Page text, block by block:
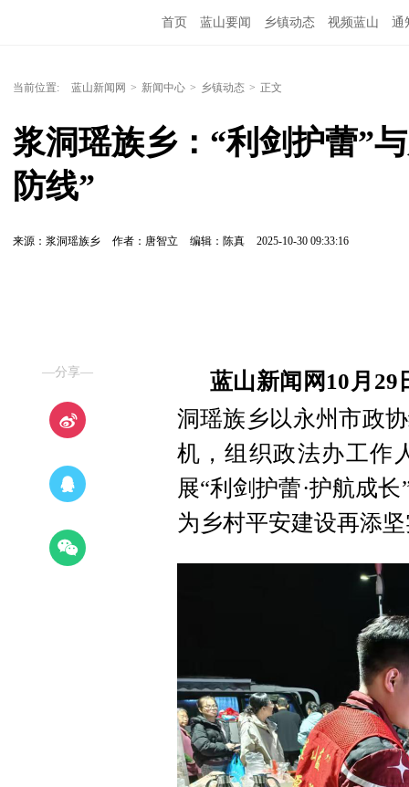
首页 蓝山要闻 乡镇动态 视频蓝山 通
当前位置: 蓝山新闻网 > 新闻中心 > 乡镇动态 > 正文
浆洞瑶族乡：“利剑护蕾”
防线”
来源：浆洞瑶族乡 作者：唐智立 编辑：陈真 2025-10-30 09:33:16
—分享— 蓝山新闻网 10月29
洞瑶族乡以永州市政
机，组织政法办工作
展“利剑护蕾·护航成
为乡村平安建设再添